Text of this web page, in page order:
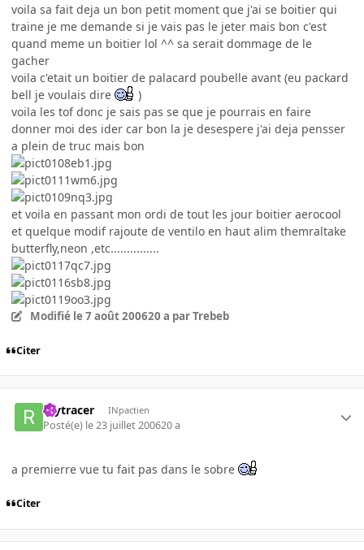
voila sa fait deja un bon petit moment que j'ai se boitier qui
traine je me demande si je vais pas le jeter mais bon c'est
quand meme un boitier lol ^^ sa serait dommage de le
gacher
voila c'etait un boitier de palacard poubelle avant (eu packard
bell je voulais dire
)
voila les tof donc je sais pas se que je pourrais en faire
donner moi des ider car bon la je desespere j'ai deja pensser
a plein de truc mais bon
et voila en passant mon ordi de tout les jour boitier aerocool
et quelque modif rajoute de ventilo en haut alim themraltake
butterfly,neon ,etc...............
Modifié le 7 août 200620 a par Trebeb
Citer
raytracer INpactien
Posté(e) le 23 juillet 200620 a
a premierre vue tu fait pas dans le sobre
Citer